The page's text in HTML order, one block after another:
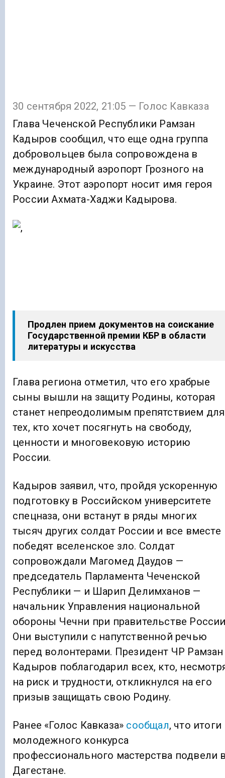
30 сентября 2022, 21:05 — Голос Кавказа
Глава Чеченской Республики Рамзан
Кадыров сообщил, что еще одна группа
добровольцев была сопровождена в
международный аэропорт Грозного на
Украине. Этот аэропорт носит имя героя
России Ахмата-Хаджи Кадырова.
Продлен прием документов на соискание
Государственной премии КБР в области
литературы и искусства
Глава региона отметил, что его храбрые
сыны вышли на защиту Родины, которая
станет непреодолимым препятствием для
тех, кто хочет посягнуть на свободу,
ценности и многовековую историю
России.
Кадыров заявил, что, пройдя ускоренную
подготовку в Российском университете
спецназа, они встанут в ряды многих
тысяч других солдат России и все вместе
победят вселенское зло. Солдат
сопровождали Магомед Даудов —
председатель Парламента Чеченской
Республики — и Шарип Делимханов —
начальник Управления национальной
обороны Чечни при правительстве
Они выступили с напутственной речью
перед волонтерами. Президент ЧР Рамзан
Кадыров поблагодарил всех, кто,
на риск и трудности, откликнулся на его
призыв защищать свою Родину.
Ранее «Голос Кавказа» сообщал, что итоги
молодежного конкурса
профессионального мастерства подвели
Дагестане.